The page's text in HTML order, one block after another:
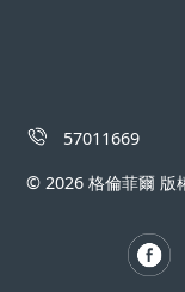
57011669
© 2026 格倫菲爾 版